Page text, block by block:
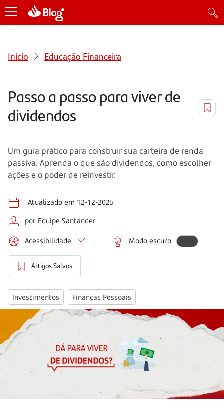
Início Educação Financeira
Passo a passo para viver de
dividendos
Um guia prático para construir sua carteira de renda
passiva. Aprenda o que são dividendos, como escolher
ações e o poder de reinvestir.
Atualizado em 12-12-2025
por Equipe Santander
Acessibilidade Modo escuro
Artigos Salvos
Investimentos Finanças Pessoais